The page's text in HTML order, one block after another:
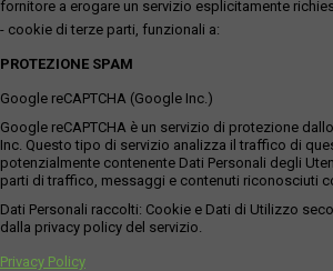
fornitore a erogare un servizio esplicitamente
- cookie di terze parti, funzionali a:
PROTEZIONE SPAM
Google reCAPTCHA (Google Inc.)
Google reCAPTCHA è un servizio di protezione
Inc. Questo tipo di servizio analizza il traffico di
potenzialmente contenente Dati Personali degli
parti di traffico, messaggi e contenuti riconosciuti
Dati Personali raccolti: Cookie e Dati di Utilizzo
dalla privacy policy del servizio.
Privacy Policy